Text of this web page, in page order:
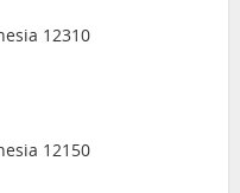
12310
12150